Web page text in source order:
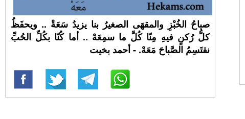
صباحُ الخُبْزِ والمقهَى الصغيرُ بنا يزيدُ سَعَةْ .. ويحفَظُ
كلُّ رُكنٍ فيهِ مِنّا كُلَّ ما سمِعَهْ .. أما كُنّا بكُلِّ الحُبِّ
نقتَسِمُ الصَّباحَ مَعَهْ. - أحمد بخيت